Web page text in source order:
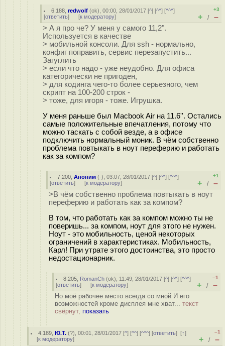
6.188 ,redwolf (ok), 00:00, 28/01/2017 [^] [^^] [^^^]
[ответить] [к модератору]
+3
+ / –
> А я про че? У меня у самого 11,2".
Используется в качестве
> мобильной консоли. Для ssh - нормально,
конфиг поправить, сервис перезапустить...
Загуглить
> если что надо - уже неудобно. Для офиса
категорически не пригоден,
> для кодинга чего-то более серьезного, чем
скрипт на 100-200 строк -
> тоже, для игоря - тоже. Игрушка.
У меня раньше был Macbook Air на 11.6''. Остались
самые положительные впечатления, потому что
можно таскать с собой везде, а в офисе
подключить нормальный моник. В чём собственно
проблема повтыкать в ноут переферию и работать
как за компом?
7.200 ,Аноним (-), 03:07, 28/01/2017 [^] [^^] [^^^]
[ответить] [к модератору]
+1
+ / –
>В чём собственно проблема повтыкать в ноут
переферию и работать как за компом?
В том, что работать как за компом можно ты не
поверишь... за компом, ноут для этого не нyжeн.
Ноут - это мобильность, ценой некоторых
ограничений в характеристиках. Мобильность,
Карл! При утрате этого достоинства, это просто
недостационарник.
8.205 RomanCh (ok), 11:49, 28/01/2017 [^] [^^] [^^^]
[ответить] [к модератору]
–1
+ / –
Но моё рабочее место всегда со мной И его
возможностей кроме дисплея мне хват... текст
свёрнут, показать
4.189 ,Ю.Т. (?), 00:01, 28/01/2017 [^] [^^] [^^^] [ответить][↑]
[к модератору]
–1
+ / –